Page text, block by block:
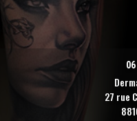
27 rue